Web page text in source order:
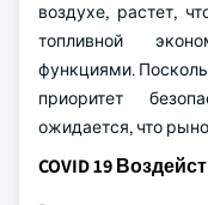
воздухе, растет,
топливной
функциями.
приоритет
ожидается, что
COVID 19